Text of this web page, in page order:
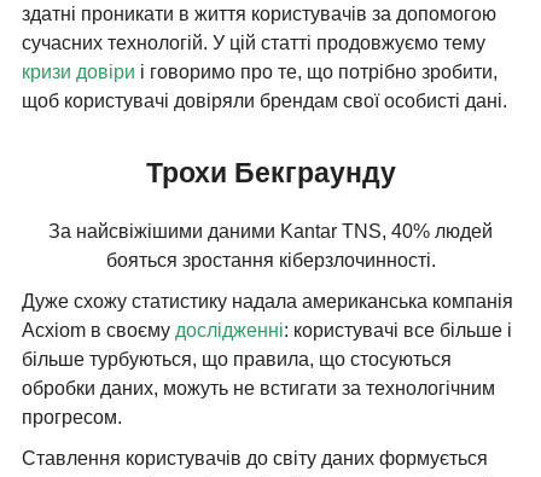
здатні проникати в життя користувачів за допомогою
сучасних технологій. У цій статті продовжуємо тему
кризи довіри і говоримо про те, що потрібно зробити,
щоб користувачі довіряли брендам свої особисті дані.
Трохи Бекграунду
За найсвіжішими даними Kantar TNS, 40% людей
бояться зростання кіберзлочинності.
Дуже схожу статистику надала американська компанія
Acxiom в своєму дослідженні: користувачі все більше і
більше турбуються, що правила, що стосуються
обробки даних, можуть не встигати за технологічним
прогресом.
Ставлення користувачів до світу даних формується